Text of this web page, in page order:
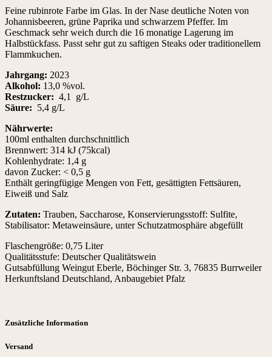
Feine rubinrote Farbe im Glas. In der Nase deutliche Noten von
Johannisbeeren, grüne Paprika und schwarzem Pfeffer. Im
Geschmack sehr weich durch die 16 monatige Lagerung im
Halbstückfass. Passt sehr gut zu saftigen Steaks oder traditionellem
Flammkuchen.
Jahrgang: 2023
Alkohol: 13,0 %vol.
Restzucker: 4,1 g/L
Säure: 5,4 g/L
Nährwerte:
100ml enthalten durchschnittlich
Brennwert: 314 kJ (75kcal)
Kohlenhydrate: 1,4 g
davon Zucker: < 0,5 g
Enthält geringfügige Mengen von Fett, gesättigten Fettsäuren,
Eiweiß und Salz
Zutaten: Trauben, Saccharose, Konservierungsstoff: Sulfite,
Stabilisator: Metaweinsäure, unter Schutzatmosphäre abgefüllt
Flaschengröße: 0,75 Liter
Qualitätsstufe: Deutscher Qualitätswein
Gutsabfüllung Weingut Eberle, Böchinger Str. 3, 76835 Burrweiler
Herkunftsland Deutschland, Anbaugebiet Pfalz
Zusätzliche Information
Versand